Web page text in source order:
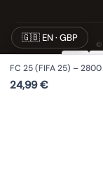
©
FC 25 (FIFA 25) –
24,99€
🇬🇧 EN · GBP